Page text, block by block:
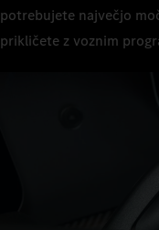
potrebujete največjo
prikličete z voznim